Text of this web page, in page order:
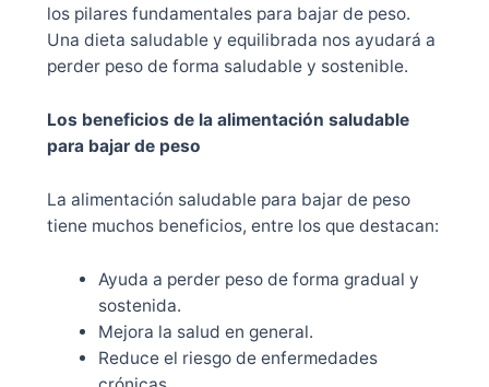
los pilares fundamentales para bajar de peso.
Una dieta saludable y equilibrada nos ayudará a
perder peso de forma saludable y sostenible.
Los beneficios de la alimentación saludable
para bajar de peso
La alimentación saludable para bajar de peso
tiene muchos beneficios, entre los que destacan:
Ayuda a perder peso de forma gradual y
sostenida.
Mejora la salud en general.
Reduce el riesgo de enfermedades